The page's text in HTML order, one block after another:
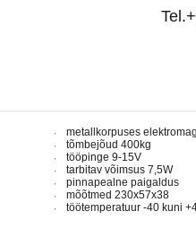
metallkorpuses
tõmbejõud 400kg
tööpinge 9-15V
tarbitav võimsus 7,5W
pinnapealne paigaldus
mõõtmed 230x57x38
töötemperatuur -40 kuni